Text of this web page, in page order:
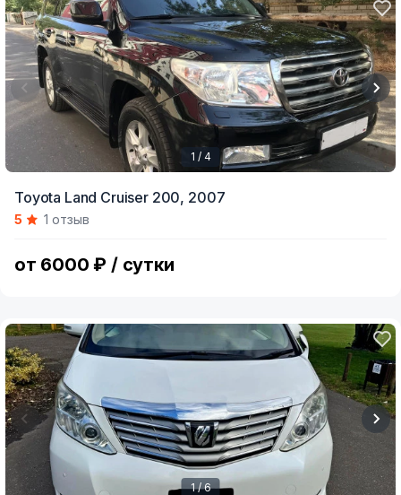
of
1 / 4
Toyota Land Cruiser 200, 2007
5 1 отзыв
от 6000 ₽ / сутки
1 / 6